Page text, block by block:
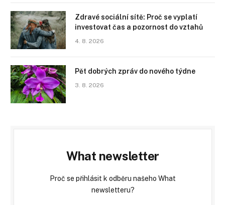
Zdravé sociální sítě: Proč se vyplatí
investovat čas a pozornost do vztahů
4. 8. 2026
Pět dobrých zpráv do nového týdne
3. 8. 2026
What newsletter
Proč se přihlásit k odběru našeho What
newsletteru?